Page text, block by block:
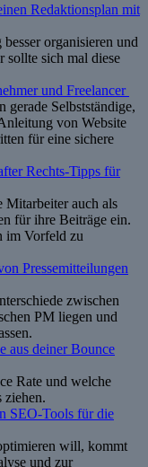
Redaktionsplan mit
organisieren und
sich mal diese
und Freelancer
Selbstständige,
von Website
für eine sichere
Rechts-Tipps für
Mitarbeiter auch als
für ihre Beiträge ein.
im Vorfeld zu
Pressemitteilungen
zwischen
PM liegen und
aus deiner Bounce
Rate und welche
ziehen.
SEO-Tools für die
will, kommt
und zur